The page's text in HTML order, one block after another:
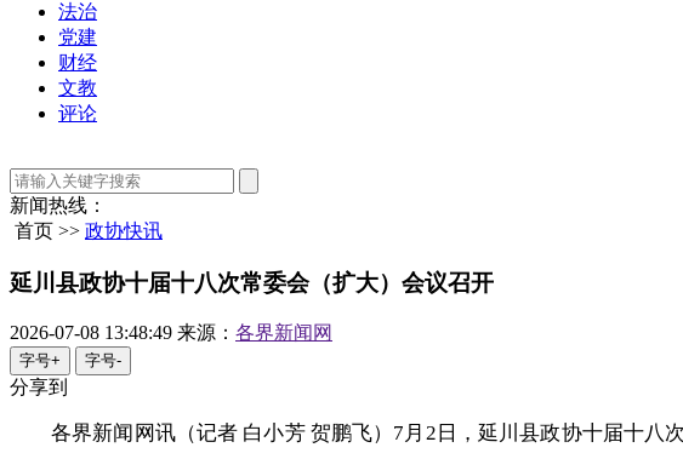
法治
党建
财经
文教
评论
新闻热线：
首页 >> 政协快讯
延川县政协十届十八次常委会（扩大）会议召开
2026-07-08 13:48:49 来源： 各界新闻网
字号+ 字号-
分享到
各界新闻网讯（记者 白小芳 贺鹏飞）7月2日，延川县政协十届十